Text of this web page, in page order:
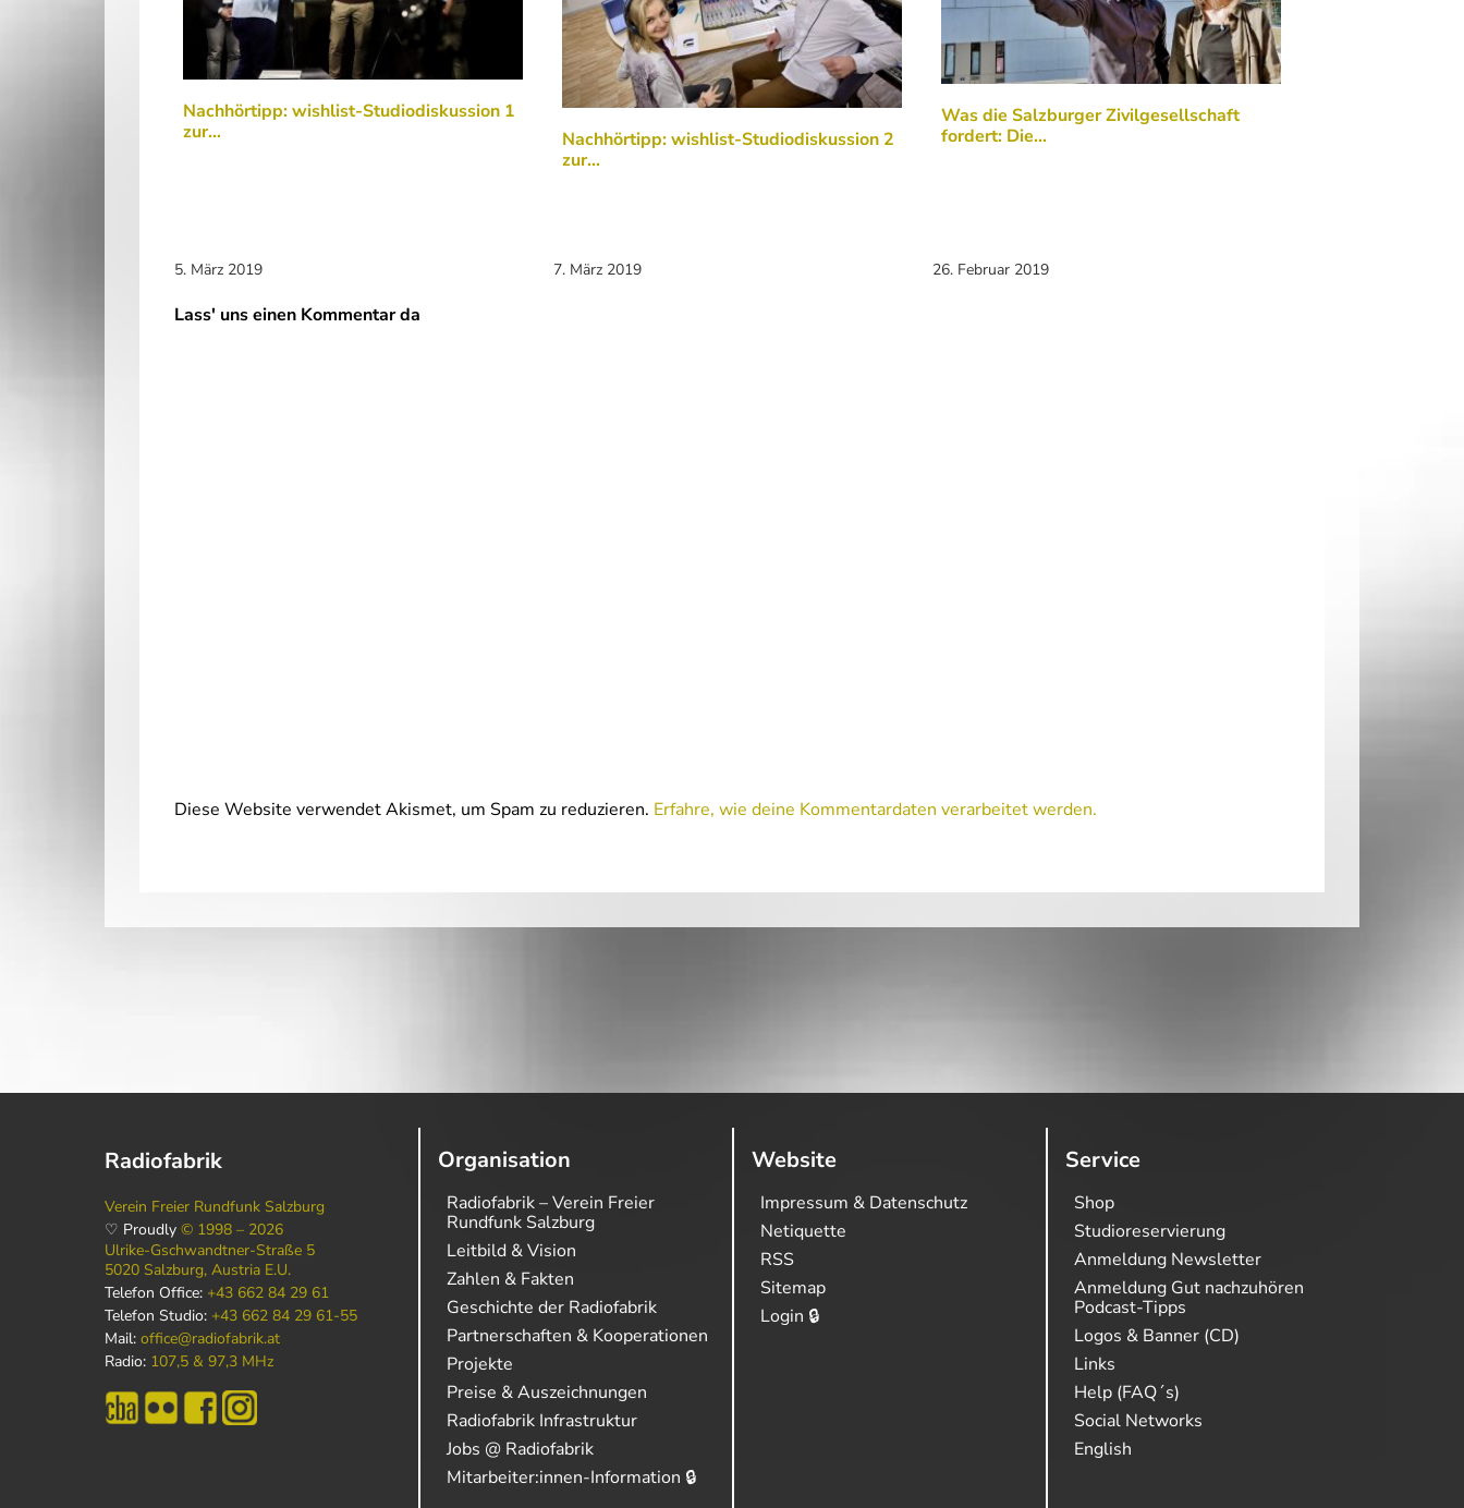
Nachhörtipp: wishlist-Studiodiskussion 1
zur…
5. März 2019
Nachhörtipp: wishlist-Studiodiskussion 2
zur…
7. März 2019
Was die Salzburger Zivilgesellschaft
fordert: Die…
26. Februar 2019
Lass' uns einen Kommentar da
Diese Website verwendet Akismet, um Spam zu reduzieren. Erfahre, wie deine Kommentardaten verarbeitet werden.
Radiofabrik
Verein Freier Rundfunk Salzburg
♡ Proudly © 1998 – 2026
Ulrike-Gschwandtner-Straße 5
5020 Salzburg, Austria E.U.
Telefon Office: +43 662 84 29 61
Telefon Studio: +43 662 84 29 61-55
Mail: office@radiofabrik.at
Radio: 107,5 & 97,3 MHz
Organisation
Radiofabrik – Verein Freier
Rundfunk Salzburg
Leitbild & Vision
Zahlen & Fakten
Geschichte der Radiofabrik
Partnerschaften & Kooperationen
Projekte
Preise & Auszeichnungen
Radiofabrik Infrastruktur
Jobs @ Radiofabrik
Mitarbeiter:innen-Information 🔒
Website
Impressum & Datenschutz
Netiquette
RSS
Sitemap
Login 🔒
Service
Shop
Studioreservierung
Anmeldung Newsletter
Anmeldung Gut nachzuhören
Podcast-Tipps
Logos & Banner (CD)
Links
Help (FAQ´s)
Social Networks
English